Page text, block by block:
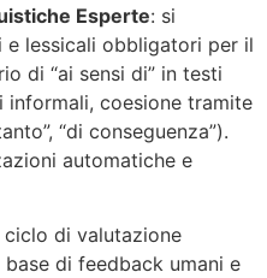
Esperte: si
lessicali obbligatori per il
di “ai sensi di” in testi
informali, coesione tramite
“di conseguenza”).
automatiche e
ciclo di valutazione
di feedback umani e